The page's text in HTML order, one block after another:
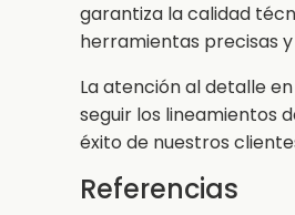
garantiza la calidad
herramientas precisas
La atención al detalle
seguir los lineamientos
éxito de nuestros
Referencias